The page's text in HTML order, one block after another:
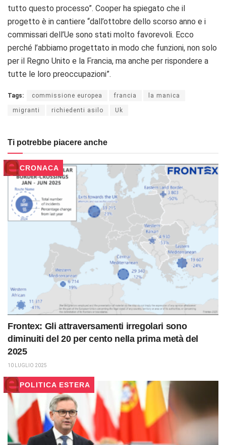
tutto questo processo”. Cooper ha spiegato che il
progetto è in cantiere “dall’ottobre dello scorso anno e i
commissari dell’Ue sono stati molto favorevoli. Ecco
perché l’abbiamo progettato in modo che funzioni, non solo
per il Regno Unito e la Francia, ma anche per rispondere a
tutte le loro preoccupazioni”.
Tags: commissione europea francia la manica
migranti richiedenti asilo Uk
Ti potrebbe piacere anche
CRONACA
Frontex: Gli attraversamenti irregolari sono
diminuiti del 20 per cento nella prima metà del
2025
10 LUGLIO 2025
POLITICA ESTERA